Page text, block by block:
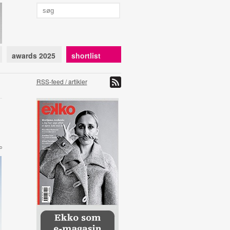
awards 2025 shortlist
RSS-feed / artikler